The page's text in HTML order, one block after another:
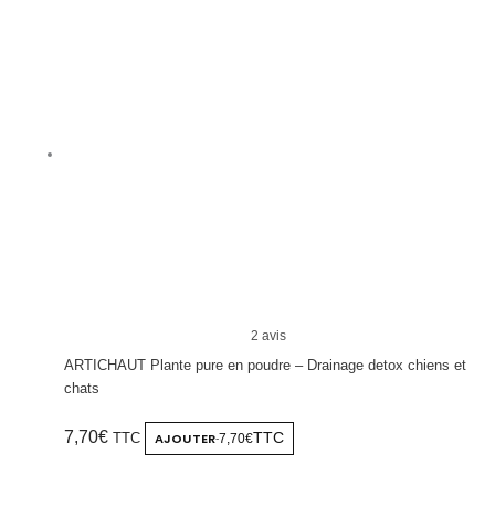
2 avis
ARTICHAUT Plante pure en poudre – Drainage detox chiens et
chats
7,70€ TTC AJOUTER-7,70€TTC